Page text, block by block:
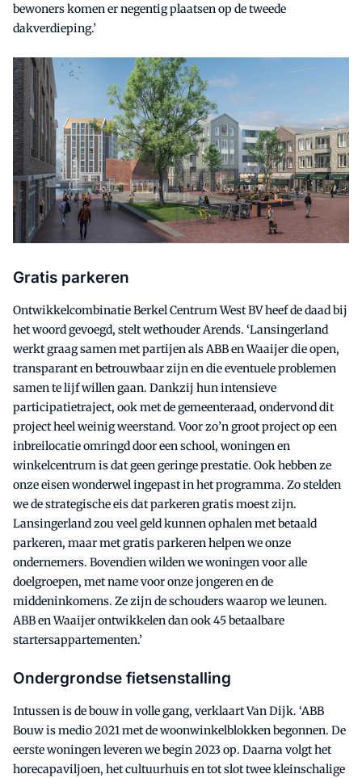
bewoners komen er negentig plaatsen op de tweede
dakverdieping.’
Gratis parkeren
Ontwikkelcombinatie Berkel Centrum West BV heef de daad bij
het woord gevoegd, stelt wethouder Arends. ‘Lansingerland
werkt graag samen met partijen als ABB en Waaijer die open,
transparant en betrouwbaar zijn en die eventuele problemen
samen te lijf willen gaan. Dankzij hun intensieve
participatietraject, ook met de gemeenteraad, ondervond dit
project heel weinig weerstand. Voor zo’n groot project op een
inbreilocatie omringd door een school, woningen en
winkelcentrum is dat geen geringe prestatie. Ook hebben ze
onze eisen wonderwel ingepast in het programma. Zo stelden
we de strategische eis dat parkeren gratis moest zijn.
Lansingerland zou veel geld kunnen ophalen met betaald
parkeren, maar met gratis parkeren helpen we onze
ondernemers. Bovendien wilden we woningen voor alle
doelgroepen, met name voor onze jongeren en de
middeninkomens. Ze zijn de schouders waarop we leunen.
ABB en Waaijer ontwikkelen dan ook 45 betaalbare
startersappartementen.’
Ondergrondse fietsenstalling
Intussen is de bouw in volle gang, verklaart Van Dijk. ‘ABB
Bouw is medio 2021 met de woonwinkelblokken begonnen. De
eerste woningen leveren we begin 2023 op. Daarna volgt het
horecapaviljoen, het cultuurhuis en tot slot twee kleinschalige